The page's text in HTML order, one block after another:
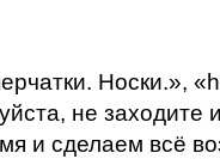
Носки.»,
не заходите
и сделаем всё